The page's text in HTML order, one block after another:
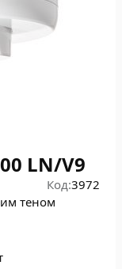
LN/V9
Код:3972
теном